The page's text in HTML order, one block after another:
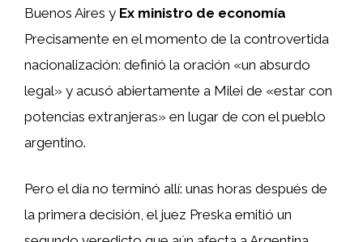
Buenos Aires y Ex ministro de economía
Precisamente en el momento de la controvertida
nacionalización: definió la oración «un absurdo
legal» y acusó abiertamente a Milei de «estar con
potencias extranjeras» en lugar de con el pueblo
argentino.
Pero el día no terminó allí: unas horas después de
la primera decisión, el juez Preska emitió un